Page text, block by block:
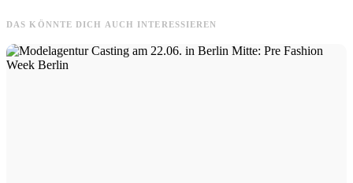
DAS KÖNNTE DICH AUCH INTERESSIEREN